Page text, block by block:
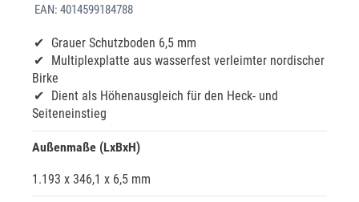
EAN: 4014599184788
Grauer Schutzboden 6,5 mm
Multiplexplatte aus wasserfest verleimter nordischer
Birke
Dient als Höhenausgleich für den Heck- und
Seiteneinstieg
Außenmaße (LxBxH)
1.193 x 346,1 x 6,5 mm